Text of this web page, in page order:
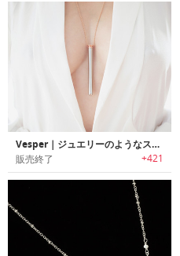
Vesper｜ジュエリーのようなステンレス製アクセサリー
販売終了 +421